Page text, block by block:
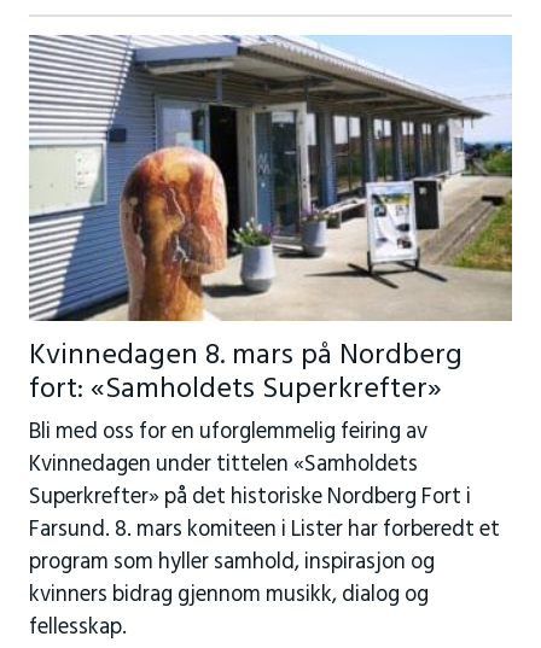
Kvinnedagen 8. mars på Nordberg
fort: «Samholdets Superkrefter»
Bli med oss for en uforglemmelig feiring av
Kvinnedagen under tittelen «Samholdets
Superkrefter» på det historiske Nordberg Fort i
Farsund. 8. mars komiteen i Lister har forberedt et
program som hyller samhold, inspirasjon og
kvinners bidrag gjennom musikk, dialog og
fellesskap.